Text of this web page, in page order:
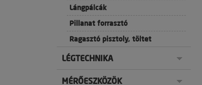
Lángpálcák
Pillanat forrasztó
Ragasztó pisztoly, töltet
LÉGTECHNIKA
MÉRŐESZKÖZÖK